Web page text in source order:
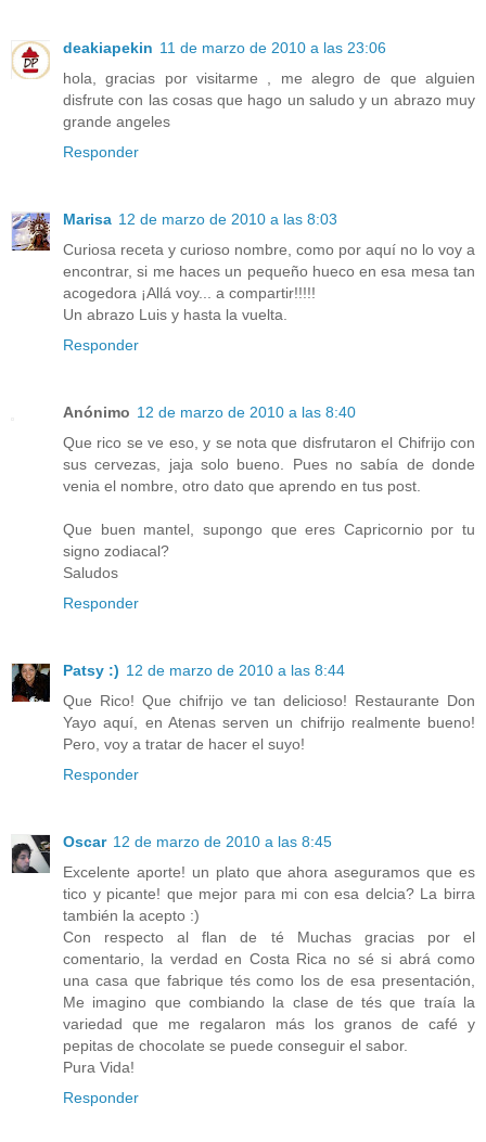
deakiapekin 11 de marzo de 2010 a las 23:06
hola, gracias por visitarme , me alegro de que alguien
disfrute con las cosas que hago un saludo y un abrazo muy
grande angeles
Responder
Marisa 12 de marzo de 2010 a las 8:03
Curiosa receta y curioso nombre, como por aquí no lo voy a
encontrar, si me haces un pequeño hueco en esa mesa tan
acogedora ¡Allá voy... a compartir!!!!!
Un abrazo Luis y hasta la vuelta.
Responder
Anónimo 12 de marzo de 2010 a las 8:40
Que rico se ve eso, y se nota que disfrutaron el Chifrijo con
sus cervezas, jaja solo bueno. Pues no sabía de donde
venia el nombre, otro dato que aprendo en tus post.
Que buen mantel, supongo que eres Capricornio por tu
signo zodiacal?
Saludos
Responder
Patsy :) 12 de marzo de 2010 a las 8:44
Que Rico! Que chifrijo ve tan delicioso! Restaurante Don
Yayo aquí, en Atenas serven un chifrijo realmente bueno!
Pero, voy a tratar de hacer el suyo!
Responder
Oscar 12 de marzo de 2010 a las 8:45
Excelente aporte! un plato que ahora aseguramos que es
tico y picante! que mejor para mi con esa delcia? La birra
también la acepto :)
Con respecto al flan de té Muchas gracias por el
comentario, la verdad en Costa Rica no sé si abrá como
una casa que fabrique tés como los de esa presentación,
Me imagino que combiando la clase de tés que traía la
variedad que me regalaron más los granos de café y
pepitas de chocolate se puede conseguir el sabor.
Pura Vida!
Responder